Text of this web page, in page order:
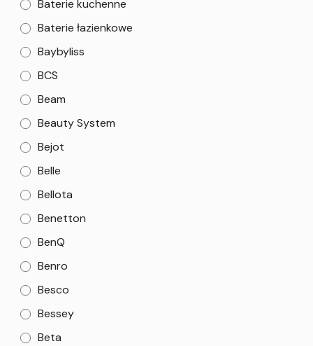
Baterie kuchenne
Baterie łazienkowe
Baybyliss
BCS
Beam
Beauty System
Bejot
Belle
Bellota
Benetton
BenQ
Benro
Besco
Bessey
Beta